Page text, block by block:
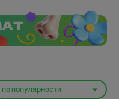
по популярности